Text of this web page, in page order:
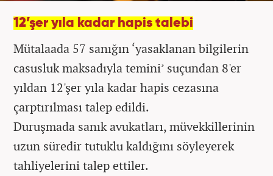
12’şer yıla kadar hapis talebi
Mütalaada 57 sanığın ‘yasaklanan bilgilerin
casusluk maksadıyla temini’ suçundan 8'er
yıldan 12'şer yıla kadar hapis cezasına
çarptırılması talep edildi.
Duruşmada sanık avukatları, müvekkillerinin
uzun süredir tutuklu kaldığını söyleyerek
tahliyelerini talep ettiler.